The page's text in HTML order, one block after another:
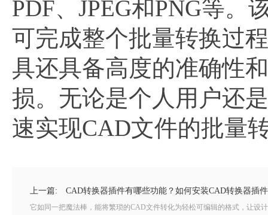
PDF、JPEG和PNG等
可完成整个批量转换过
具还具备高度的准确性
损。无论是个人用户还
速实现CAD文件的批量
上一篇: CAD转换器插件有哪些功能？如何安装CAD转换器插
它如同一把魔法棒，能将繁琐的CAD文件转化为轻松可编辑的格式，让设